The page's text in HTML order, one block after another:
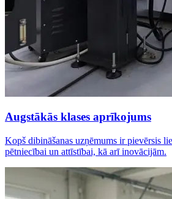
Augstākās klases aprīkojums
Kopš dibināšanas uzņēmums ir pievērsis
pētniecībai un attīstībai, kā arī inovācijām.